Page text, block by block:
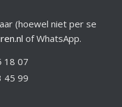
(hoewel niet per se
of WhatsApp.
18 07
45 99